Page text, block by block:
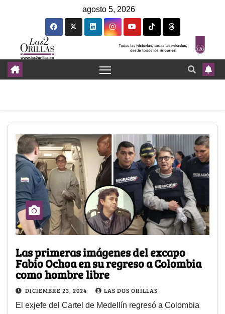
agosto 5, 2026
Las primeras imágenes del excapo
Fabio Ochoa en su regreso a Colombia
como hombre libre
DICIEMBRE 23, 2024 LAS DOS ORILLAS
El exjefe del Cartel de Medellín regresó a Colombia